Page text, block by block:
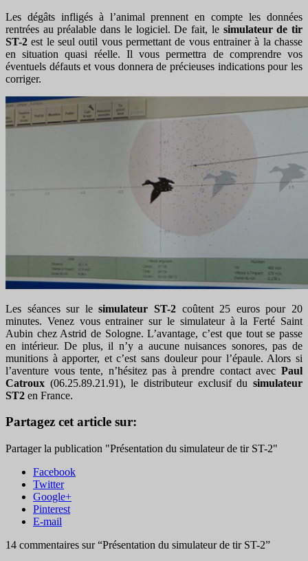
Les dégâts infligés à l’animal prennent en compte les données
rentrées au préalable dans le logiciel. De fait, le simulateur de tir
ST-2 est le seul outil vous permettant de vous entrainer à la chasse
en situation quasi réelle. Il vous permettra de comprendre vos
éventuels défauts et vous donnera de précieuses indications pour les
corriger.
Les séances sur lesimulateur ST-2 coûtent 25 euros pour 20
minutes. Venez vous entrainer sur le simulateur à la Ferté Saint
Aubin chez Astrid de Sologne. L’avantage, c’est que tout se passe
en intérieur. De plus, il n’y a aucune nuisances sonores, pas de
munitions à apporter, et c’est sans douleur pour l’épaule. Alors si
l’aventure vous tente, n’hésitez pas à prendre contact avec Paul
Catroux (06.25.89.21.91), le distributeur exclusif dusimulateur
ST2 en France.
Partagez cet article sur:
Partager la publication "Présentation du simulateur de tir ST-2"
Facebook
Twitter
Google+
Pinterest
E-mail
14 commentaires sur “Présentation du simulateur de tir ST-2”